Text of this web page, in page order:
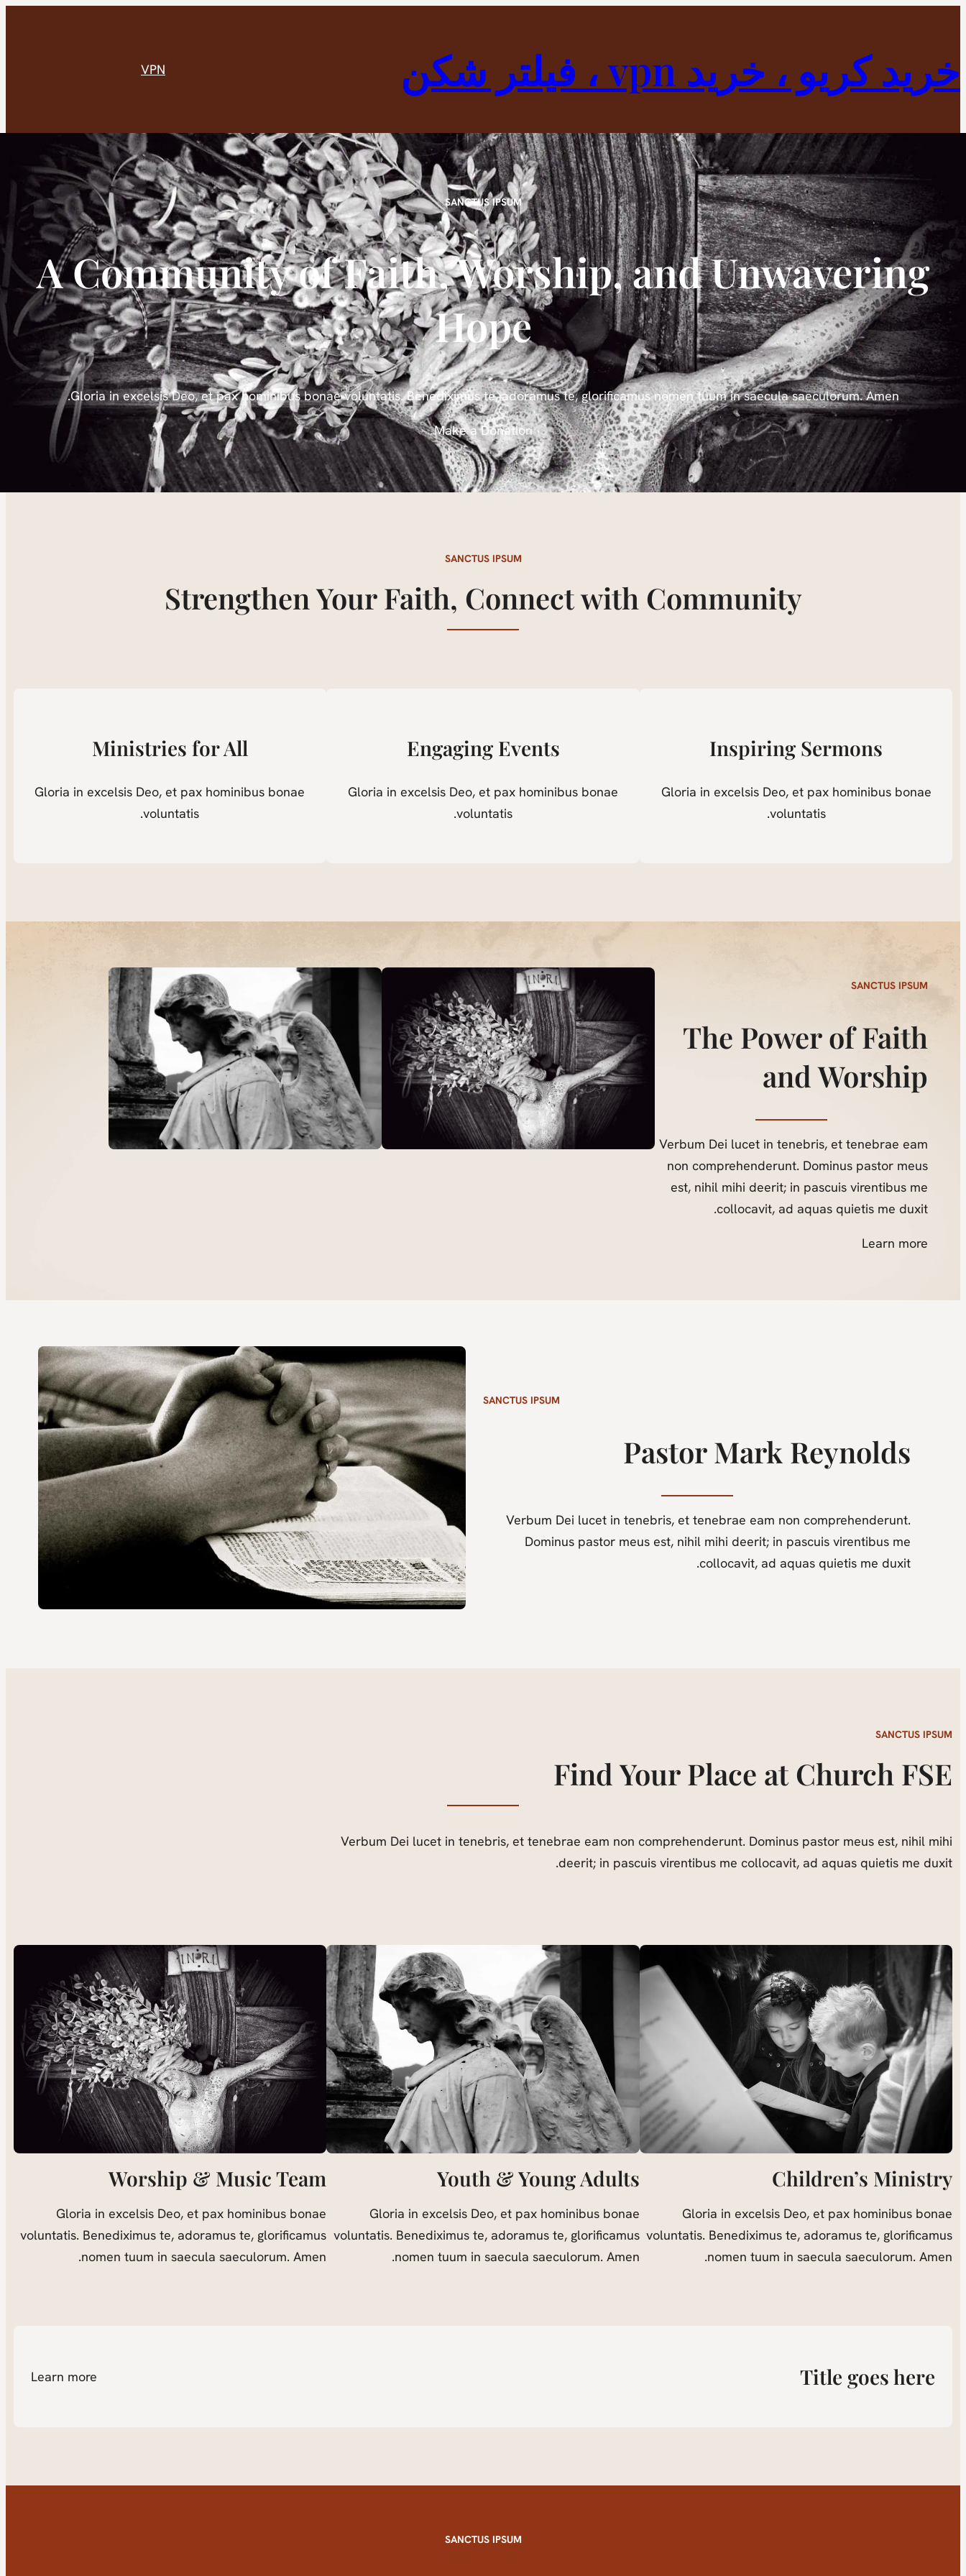
محتوا
خرید کریو ، خرید vpn ، فیلتر شکن VPN
SANCTUS IPSUM
A Community of Faith, Worship, and Unwavering
Hope
Gloria in excelsis Deo, et pax hominibus bonae voluntatis. Benediximus te, adoramus te, glorificamus nomen tuum in saecula saeculorum. Amen.
Make a Donation
SANCTUS IPSUM
Strengthen Your Faith, Connect with Community
Inspiring Sermons
Gloria in excelsis Deo, et pax hominibus bonae
voluntatis.
Engaging Events
Gloria in excelsis Deo, et pax hominibus bonae
voluntatis.
Ministries for All
Gloria in excelsis Deo, et pax hominibus bonae
voluntatis.
SANCTUS IPSUM
The Power of Faith
and Worship
Verbum Dei lucet in tenebris, et tenebrae eam
non comprehenderunt. Dominus pastor meus
est, nihil mihi deerit; in pascuis virentibus me
collocavit, ad aquas quietis me duxit.
Learn more
SANCTUS IPSUM
Pastor Mark Reynolds
Verbum Dei lucet in tenebris, et tenebrae eam non comprehenderunt.
Dominus pastor meus est, nihil mihi deerit; in pascuis virentibus me
collocavit, ad aquas quietis me duxit.
SANCTUS IPSUM
Find Your Place at Church FSE
Verbum Dei lucet in tenebris, et tenebrae eam non comprehenderunt. Dominus pastor meus est, nihil mihi
deerit; in pascuis virentibus me collocavit, ad aquas quietis me duxit.
Children’s Ministry
Gloria in excelsis Deo, et pax hominibus bonae
voluntatis. Benediximus te, adoramus te, glorificamus
nomen tuum in saecula saeculorum. Amen.
Youth & Young Adults
Gloria in excelsis Deo, et pax hominibus bonae
voluntatis. Benediximus te, adoramus te, glorificamus
nomen tuum in saecula saeculorum. Amen.
Worship & Music Team
Gloria in excelsis Deo, et pax hominibus bonae
voluntatis. Benediximus te, adoramus te, glorificamus
nomen tuum in saecula saeculorum. Amen.
Title goes here
Learn more
SANCTUS IPSUM